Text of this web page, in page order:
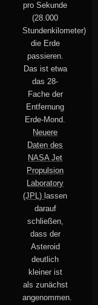
pro Sekunde
(28.000
Stundenkilometer)
die Erde
passieren.
Das ist etwa
das 28-
Fache der
Entfernung
Erde-Mond.
Neuere
Daten des
NASA Jet
Propulsion
Laboratory
(JPL) lassen
darauf
schließen,
dass der
Asteroid
deutlich
kleiner ist
als zunächst
angenommen.